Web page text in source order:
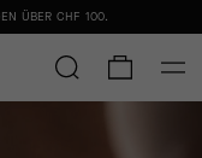
ÜBER CHF 100.